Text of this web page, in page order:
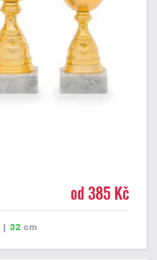
od 385 Kč
| 32 cm